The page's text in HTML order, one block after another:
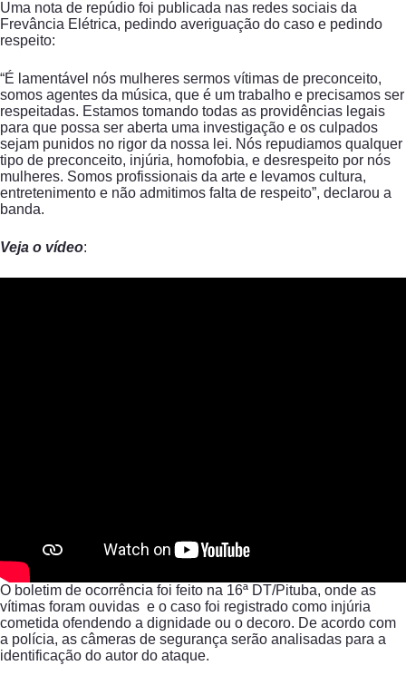
Uma nota de repúdio foi publicada nas redes sociais da
Frevância Elétrica, pedindo averiguação do caso e pedindo
respeito:
“É lamentável nós mulheres sermos vítimas de preconceito,
somos agentes da música, que é um trabalho e precisamos ser
respeitadas. Estamos tomando todas as providências legais
para que possa ser aberta uma investigação e os culpados
sejam punidos no rigor da nossa lei. Nós repudiamos qualquer
tipo de preconceito, injúria, homofobia, e desrespeito por nós
mulheres. Somos profissionais da arte e levamos cultura,
entretenimento e não admitimos falta de respeito”, declarou a
banda.
Veja o vídeo:
O boletim de ocorrência foi feito na 16ª DT/Pituba, onde as
vítimas foram ouvidas e o caso foi registrado como injúria
cometida ofendendo a dignidade ou o decoro. De acordo com
a polícia, as câmeras de segurança serão analisadas para a
identificação do autor do ataque.